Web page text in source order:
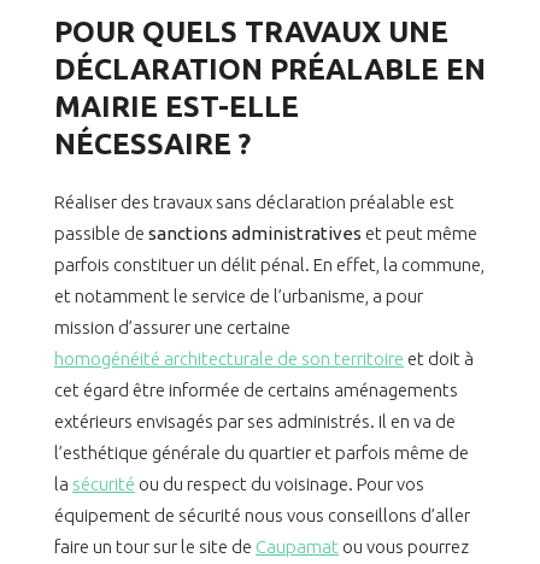
POUR QUELS TRAVAUX UNE
DÉCLARATION PRÉALABLE EN
MAIRIE EST-ELLE
NÉCESSAIRE ?
Réaliser des travaux sans déclaration préalable est
passible de sanctions administratives et peut même
parfois constituer un délit pénal. En effet, la commune,
et notamment le service de l’urbanisme, a pour
mission d’assurer une certaine
homogénéité architecturale de son territoire et doit à
cet égard être informée de certains aménagements
extérieurs envisagés par ses administrés. Il en va de
l’esthétique générale du quartier et parfois même de
la sécurité ou du respect du voisinage. Pour vos
équipement de sécurité nous vous conseillons d’aller
faire un tour sur le site de Caupamat ou vous pourrez